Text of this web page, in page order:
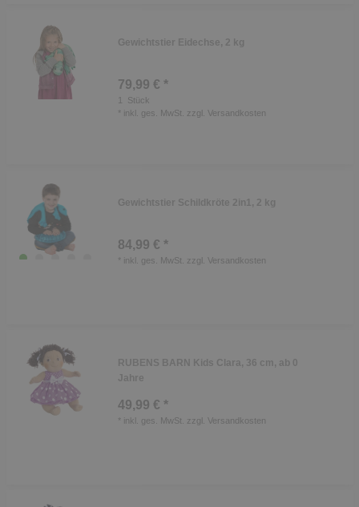
Gewichtstier Eidechse, 2 kg
79,99 € *
1
Stück
* inkl. ges. MwSt. zzgl. Versandkosten
Gewichtstier Schildkröte 2in1, 2 kg
84,99 € *
* inkl. ges. MwSt. zzgl. Versandkosten
RUBENS BARN Kids Clara, 36 cm, ab 0
Jahre
49,99 € *
* inkl. ges. MwSt. zzgl. Versandkosten